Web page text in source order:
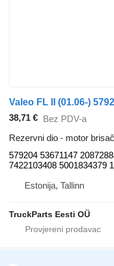
38,71 € Bez PDV-a
Rezervni dio - motor
579204 53671147
7422103408 5001834379
Estonija, Tallinn
TruckParts Eesti OÜ